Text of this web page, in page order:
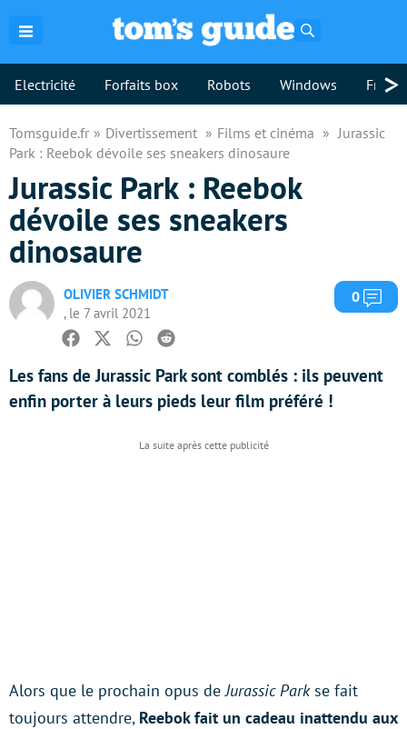
Electricité Forfaits box Robots Windows >
Tomsguide.fr Divertissement Films et cinéma
Jurassic
Park : Reebok dévoile ses sneakers dinosaure
Jurassic Park : Reebok
dévoile ses sneakers
dinosaure
OLIVIER SCHMIDT
, le 7 avril 2021
0
Facebook
TwitterWhatsapp
Reddit
Les fans de Jurassic Park sont comblés : ils peuvent
enfin porter à leurs pieds leur film préféré !
Alors que le prochain opus deJurassic Parkse fait
toujours attendre, Reebok fait un cadeau inattendu aux